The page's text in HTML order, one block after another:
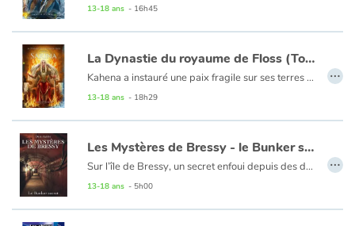
13-18 ans - 16h45
La Dynastie du royaume de Floss (Tome 2) - Sarina
Kahena a instauré une paix fragile sur ses terres mais entre jeux politiques et complots, le pays semble sur le point de basculer dans un nouveau conflit. L’ombre de Vagnar plane sur le royaume. La reine de Floss a-t-elle réellement gagné la guerre ? La princesse Sarina, aidée de mystérieux inconnus, découvre une face cachée d’elle-même. Suivra-t-elle les traces de sa mère ? Entre un passé torturé et un futur incertain, Sarina osera-t-elle s’abandonner à cet homme au coeur changeant dont elle a croisé le chemin ? Espoirs, trahisons et révélations sont les maîtres mots de ce second tome qui nous emmène encore plus loin dans la Dynastie du Royaume de Floss.
13-18 ans - 18h29
…
Les Mystères de Bressy - le Bunker secret
Sur l’île de Bressy, un secret enfoui depuis des décennies attend d’être découvert. Quand Willy, Constance et Marie tombent sur un mystérieux bunker datant de la Seconde Guerre mondiale, leur curiosité les entraîne dans une aventure haletante. Entre légendes oubliées, symboles mystérieux et documents historiques énigmatiques, le trio plonge dans un dédale de mystères où passé et présent se mêlent.
13-18 ans - 5h00
…